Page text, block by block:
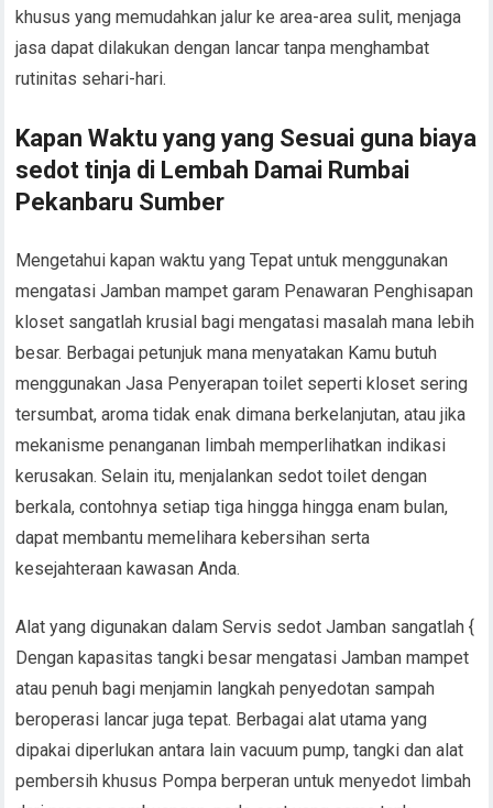
khusus yang memudahkan jalur ke area-area sulit, menjaga
jasa dapat dilakukan dengan lancar tanpa menghambat
rutinitas sehari-hari.
Kapan Waktu yang yang Sesuai guna biaya
sedot tinja di Lembah Damai Rumbai
Pekanbaru Sumber
Mengetahui kapan waktu yang Tepat untuk menggunakan
mengatasi Jamban mampet garam Penawaran Penghisapan
kloset sangatlah krusial bagi mengatasi masalah mana lebih
besar. Berbagai petunjuk mana menyatakan Kamu butuh
menggunakan Jasa Penyerapan toilet seperti kloset sering
tersumbat, aroma tidak enak dimana berkelanjutan, atau jika
mekanisme penanganan limbah memperlihatkan indikasi
kerusakan. Selain itu, menjalankan sedot toilet dengan
berkala, contohnya setiap tiga hingga hingga enam bulan,
dapat membantu memelihara kebersihan serta
kesejahteraan kawasan Anda.
Alat yang digunakan dalam Servis sedot Jamban sangatlah {
Dengan kapasitas tangki besar mengatasi Jamban mampet
atau penuh bagi menjamin langkah penyedotan sampah
beroperasi lancar juga tepat. Berbagai alat utama yang
dipakai diperlukan antara lain vacuum pump, tangki dan alat
pembersih khusus Pompa berperan untuk menyedot limbah